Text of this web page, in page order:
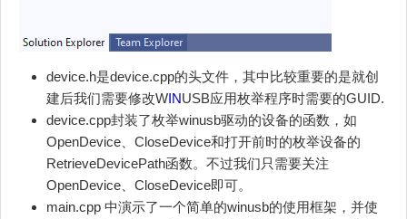
device.h是device.cpp的头文件，其中比较重要的是就创
建后我们需要修改WINUSB应用枚举程序时需要的GUID.
device.cpp封装了枚举winusb驱动的设备的函数，如
OpenDevice、CloseDevice和打开前时的枚举设备的
RetrieveDevicePath函数。不过我们只需要关注
OpenDevice、CloseDevice即可。
main.cpp 中演示了一个简单的winusb的使用框架，并使